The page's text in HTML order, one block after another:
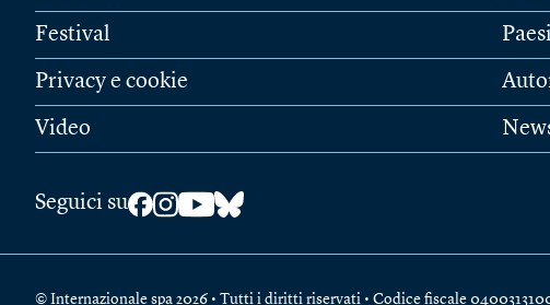
Festival
Privacy e cookie
Video
Paesi
Seguici su
© Internazionale spa 2026 • Tutti i diritti riservati • Codice fiscale